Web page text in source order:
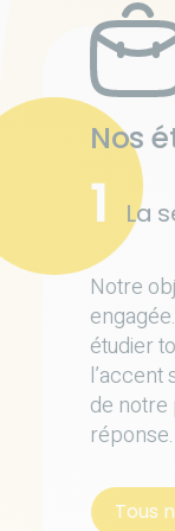
Nos
1 La
Notre
étudier
l’accent
de notre
réponse.
Tous